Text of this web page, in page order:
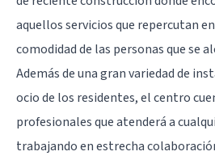
aquellos servicios que repercutan
comodidad de las personas que se
Además de una gran variedad de
ocio de los residentes, el centro
profesionales que atenderá a
trabajando en estrecha